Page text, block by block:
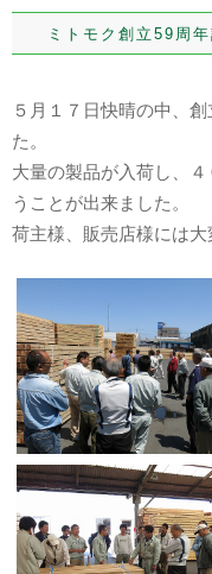
ミトモク創立59周
５月１７日快晴の中、
た。
大量の製品が入荷し、
うことが出来ました。
荷主様、販売店様には大